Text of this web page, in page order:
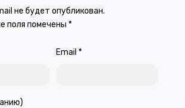
не будет опубликован.
поля помечены *
Email *